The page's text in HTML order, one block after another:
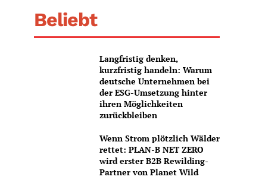
Beliebt
Langfristig denken,
kurzfristig handeln: Warum
deutsche Unternehmen bei
der ESG-Umsetzung hinter
ihren Möglichkeiten
zurückbleiben
Wenn Strom plötzlich Wälder
rettet: PLAN-B NET ZERO
wird erster B2B Rewilding-
Partner von Planet Wild